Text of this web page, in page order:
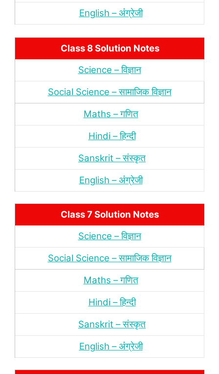
English – अंंग्रेजी
Class 8 Solution Notes
Science – विज्ञान
Social Science – सामाजिक विज्ञान
Maths – गणित
Hindi – हिन्‍दी
Sanskrit – संस्‍कृत
English – अंंग्रेजी
Class 7 Solution Notes
Science – विज्ञान
Social Science – सामाजिक विज्ञान
Maths – गणित
Hindi – हिन्‍दी
Sanskrit – संस्‍कृत
English – अंंग्रेजी